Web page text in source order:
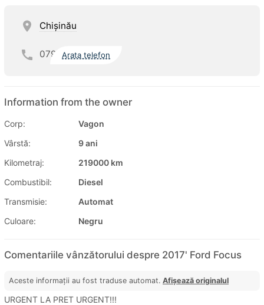
Chişinău
079 Arata telefon
Information from the owner
Corp:
Vagon
Vârstă:
9 ani
Kilometraj:
219000 km
Combustibil:
Diesel
Transmisie:
Automat
Culoare:
Negru
Comentariile vânzătorului despre 2017' Ford Focus
Aceste informații au fost traduse automat. Afișează originalul
URGENT LA PRET URGENT!!!